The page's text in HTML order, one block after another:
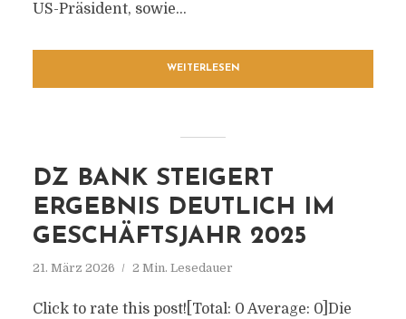
US-Präsident, sowie...
WEITERLESEN
DZ BANK STEIGERT
ERGEBNIS DEUTLICH IM
GESCHÄFTSJAHR 2025
21. März 2026 2 Min. Lesedauer
Click to rate this post![Total: 0 Average: 0]Die